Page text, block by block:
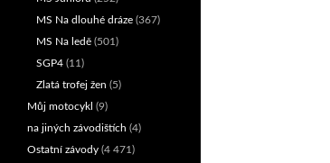
MS Na dlouhé dráze (367)
MS Na ledě (501)
SGP4 (11)
Zlatá trofej žen (5)
Můj motocykl (9)
na jiných závodištích (4)
Ostatní závody (4 471)